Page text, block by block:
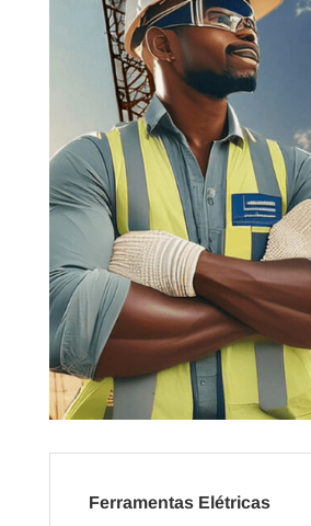
Ferramentas Elétricas